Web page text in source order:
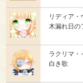
リディア
木漏れ日の
ラクリマ・
白き歌